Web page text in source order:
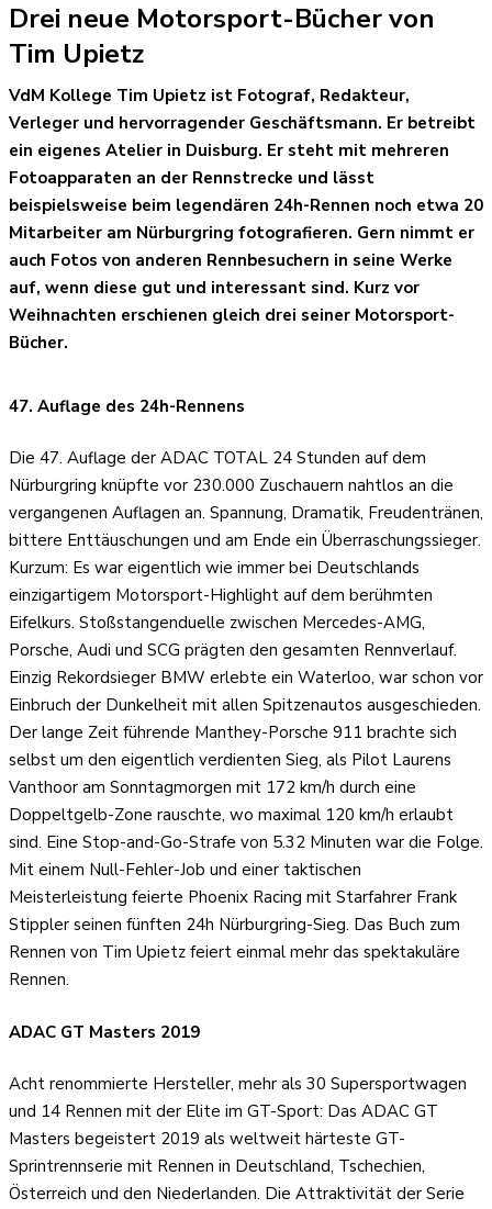
Drei neue Motorsport-Bücher von
Tim Upietz
VdM Kollege Tim Upietz ist Fotograf, Redakteur,
Verleger und hervorragender Geschäftsmann. Er betreibt
ein eigenes Atelier in Duisburg. Er steht mit mehreren
Fotoapparaten an der Rennstrecke und lässt
beispielsweise beim legendären 24h-Rennen noch etwa 20
Mitarbeiter am Nürburgring fotografieren. Gern nimmt er
auch Fotos von anderen Rennbesuchern in seine Werke
auf, wenn diese gut und interessant sind. Kurz vor
Weihnachten erschienen gleich drei seiner Motorsport-
Bücher.
47. Auflage des 24h-Rennens
Die 47. Auflage der ADAC TOTAL 24 Stunden auf dem
Nürburgring knüpfte vor 230.000 Zuschauern nahtlos an die
vergangenen Auflagen an. Spannung, Dramatik, Freudentränen,
bittere Enttäuschungen und am Ende ein Überraschungssieger.
Kurzum: Es war eigentlich wie immer bei Deutschlands
einzigartigem Motorsport-Highlight auf dem berühmten
Eifelkurs. Stoßstangenduelle zwischen Mercedes-AMG,
Porsche, Audi und SCG prägten den gesamten Rennverlauf.
Einzig Rekordsieger BMW erlebte ein Waterloo, war schon vor
Einbruch der Dunkelheit mit allen Spitzenautos ausgeschieden.
Der lange Zeit führende Manthey-Porsche 911 brachte sich
selbst um den eigentlich verdienten Sieg, als Pilot Laurens
Vanthoor am Sonntagmorgen mit 172 km/h durch eine
Doppeltgelb-Zone rauschte, wo maximal 120 km/h erlaubt
sind. Eine Stop-and-Go-Strafe von 5.32 Minuten war die Folge.
Mit einem Null-Fehler-Job und einer taktischen
Meisterleistung feierte Phoenix Racing mit Starfahrer Frank
Stippler seinen fünften 24h Nürburgring-Sieg. Das Buch zum
Rennen von Tim Upietz feiert einmal mehr das spektakuläre
Rennen.
ADAC GT Masters 2019
Acht renommierte Hersteller, mehr als 30 Supersportwagen
und 14 Rennen mit der Elite im GT-Sport: Das ADAC GT
Masters begeistert 2019 als weltweit härteste GT-
Sprintrennserie mit Rennen in Deutschland, Tschechien,
Österreich und den Niederlanden. Die Attraktivität der Serie